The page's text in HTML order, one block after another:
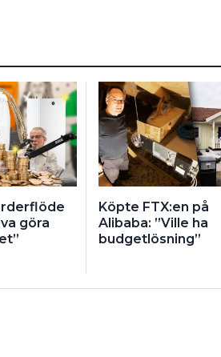
göra
Köpte FTX:en på
Alibaba: ”Ville ha
budgetlösning”